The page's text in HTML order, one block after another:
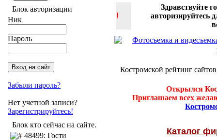
Блок авторизации
Ник
Пароль
Забыли пароль?
Нет учетной записи?
Зарегистрируйтесь!
Блок кто сейчас на сайте.
48499: Гости
!
Здравствуйте
авторизируйтесь
Костромской рейтинг сайтов
Открылся
Приглашаем всех
Каталог